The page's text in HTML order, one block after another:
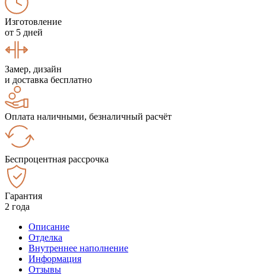
Изготовление
от 5 дней
Замер, дизайн
и доставка бесплатно
Оплата наличными, безналичный расчёт
Беспроцентная рассрочка
Гарантия
2 года
Описание
Отделка
Внутреннее наполнение
Информация
Отзывы